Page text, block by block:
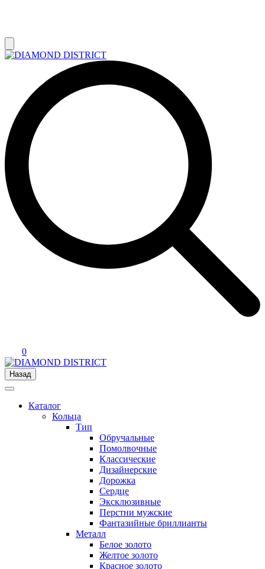
0
Назад
Каталог
Кольца
Тип
Обручальные
Помолвочные
Классические
Дизайнерские
Дорожка
Сердце
Эксклюзивные
Перстни мужские
Фантазийные бриллианты
Металл
Белое золото
Желтое золото
Красное золото